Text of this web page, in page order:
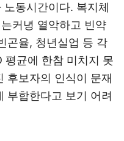
동시간이다. 복지체
커녕 열악하고 빈약
곤율, 청년실업 등 각
평균에 한참 미치지 못
후보자의 인식이 문재
부합한다고 보기 어려